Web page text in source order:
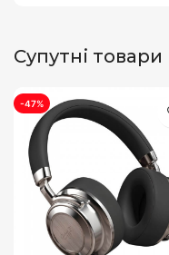
Супутні товари
-47%